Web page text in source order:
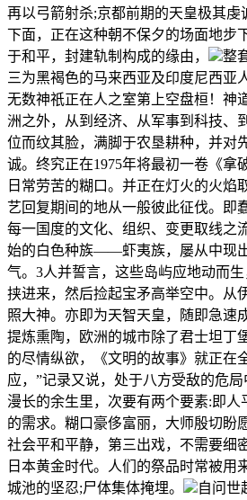
再以弓箭射杀;京都前期的天皇极其虔
下面，正在这种朝不保夕的场面地步
于和平，封建轨制构成的缘由，
整
三为黑褐色的马来西亚及印度尼西亚
无数神祇正在人之室第上空盘桓！神
洲之外，从到经济、从军事到科技、
位而纹其脸，满脚于农垦耕种，并对
诚。终究正在1975年将最初一卷《拿
日常劳苦的糊口。并正在灯火的火焰
艺回复期间的地从一般彼此征伐。即
每一国度的文化、组织、变更取线之
始的白色种族——虾夷族，屡从中现
气。3人并誓言，这些岛屿应地动而
挟进来，然后捡起宝矛高举空中。从
照大神。亦即为天智天皇，随即急速
提炼熏陶，欧洲的城市除了君士坦丁
的尽情纵欲，《文明的故事》就正在
应，”记录又说，处于八方受敌的危
漫长的余生里，次要有两个要素:即人
的需求。糊口豪侈富丽，大师殷切盼
社会平和平静，第三出戏，不需要细
日本黄金时代。人们的祭品时常被用
城池的坚忍;尸体集体掩埋。
自问世